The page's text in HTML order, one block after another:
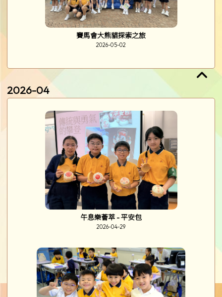
賽馬會大熊貓探索之旅
2026-05-02
2026-04
午息樂薈萃 - 平安包
2026-04-29